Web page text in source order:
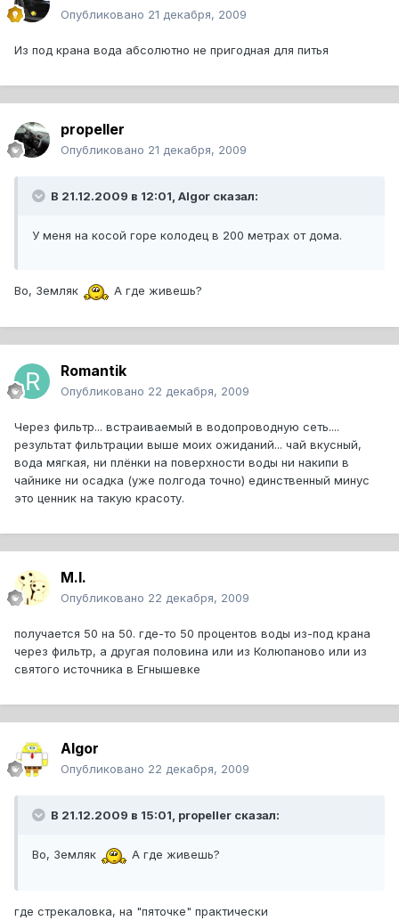
Опубликовано 21 декабря, 2009
Из под крана вода абсолютно не пригодная для питья
propeller
Опубликовано 21 декабря, 2009
В 21.12.2009 в 12:01, Algor сказал:
У меня на косой горе колодец в 200 метрах от дома.
Во, Земляк А где живешь?
Romantik
Опубликовано 22 декабря, 2009
Через фильтр... встраиваемый в водопроводную сеть....
результат фильтрации выше моих ожиданий... чай вкусный,
вода мягкая, ни плёнки на поверхности воды ни накипи в
чайнике ни осадка (уже полгода точно) единственный минус
это ценник на такую красоту.
M.I.
Опубликовано 22 декабря, 2009
получается 50 на 50. где-то 50 процентов воды из-под крана
через фильтр, а другая половина или из Колюпаново или из
святого источника в Егнышевке
Algor
Опубликовано 22 декабря, 2009
В 21.12.2009 в 15:01, propeller сказал:
Во, Земляк А где живешь?
где стрекаловка, на "пяточке" практически